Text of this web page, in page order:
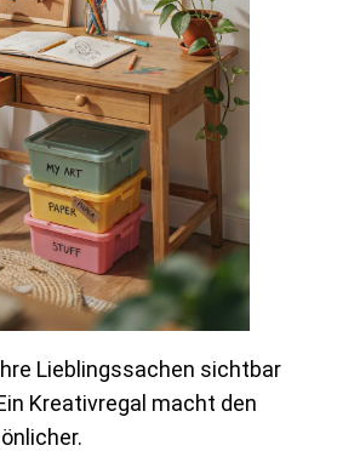
Lieblingssachen sichtbar
Kreativregal macht den